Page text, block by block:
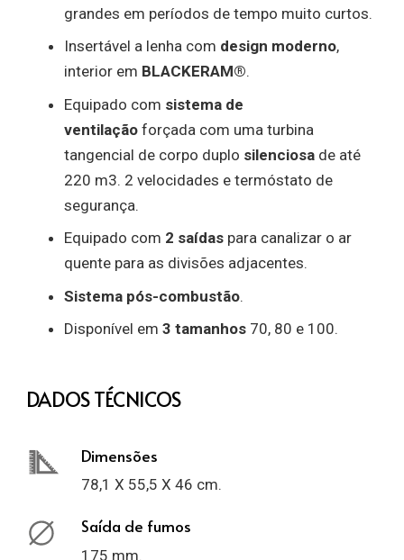
grandes em períodos de tempo muito curtos.
Insertável a lenha com design moderno,
interior em BLACKERAM®.
Equipado com sistema de
ventilação forçada com uma turbina
tangencial de corpo duplo silenciosa de até
220 m3. 2 velocidades e termóstato de
segurança.
Equipado com 2 saídas para canalizar o ar
quente para as divisões adjacentes.
Sistema pós-combustão.
Disponível em3 tamanhos 70, 80 e 100.
DADOS TÉCNICOS
Dimensões
78,1 X 55,5 X 46 cm.
Saída de fumos
175 mm.